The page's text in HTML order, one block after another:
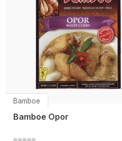
Bamboe
Bamboe Opor